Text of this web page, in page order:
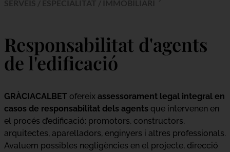
Responsabilitat d'agents
de l'edificació
GRÀCIACALBET ofereix assessorament legal integral en
casos de responsabilitat dels agents que intervenen en
el procés d’edificació: promotors, constructors,
arquitectes, aparelladors, enginyers i altres professionals.
Avaluem possibles negligències en el projecte, direcció